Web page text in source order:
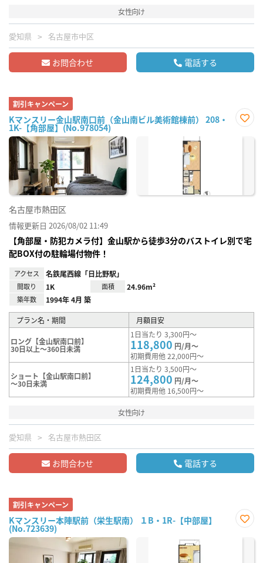
女性向け
愛知県 名古屋市中区
お問合わせ 電話する
割引キャンペーン
Kマンスリー金山駅南口前（金山南ビル美術館棟前） 208・
1K-【角部屋】(No.978054)
に入
名古屋市熱田区
情報更新日 2026/08/02 11:49
【角部屋・防犯カメラ付】金山駅から徒歩3分のバストイレ別で宅
配BOX付の駐輪場付物件！
アクセス 名鉄尾西線「日比野駅」
間取り 1K 面積 24.96m²
築年数 1994年 4月 築
プラン名・期間 月額目安
ロング【金山駅南口前】
30日以上～360日未満
1日当たり 3,300円～
118,800 円/月～
初期費用他 22,000円～
ショート【金山駅南口前】
～30日未満
1日当たり 3,500円～
124,800 円/月～
初期費用他 16,500円～
女性向け
愛知県 名古屋市熱田区
お問合わせ 電話する
割引キャンペーン
Kマンスリー本陣駅前（栄生駅南） １B・1R-【中部屋】
(No.723639)
に入